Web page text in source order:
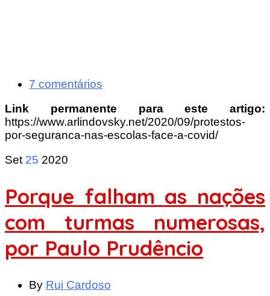
7 comentários
Link permanente para este artigo:
https://www.arlindovsky.net/2020/09/protestos-
por-seguranca-nas-escolas-face-a-covid/
Set 25 2020
Porque falham as nações
com turmas numerosas,
por Paulo Prudêncio
By Rui Cardoso